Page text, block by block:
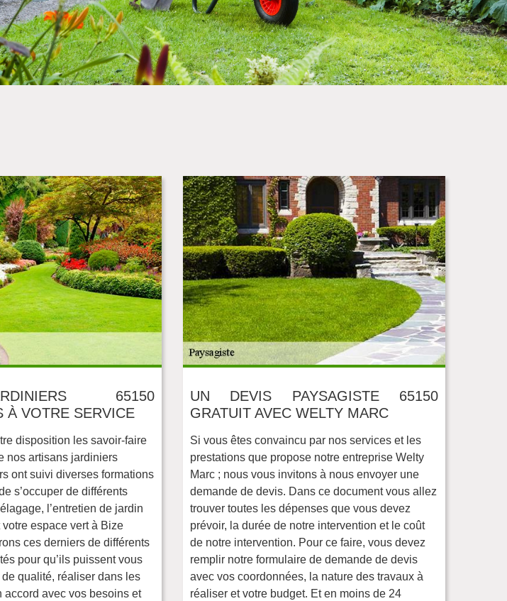
65150
À VOTRE SERVICE
disposition les savoir-faire
nos artisans jardiniers
ont suivi diverses formations
s’occuper de différents
l’entretien de jardin
votre espace vert à Bize
ces derniers de différents
pour qu’ils puissent vous
qualité, réaliser dans les
accord avec vos besoins et
UN DEVIS PAYSAGISTE 65150
GRATUIT AVEC WELTY MARC
Si vous êtes convaincu par nos services et les
prestations que propose notre entreprise Welty
Marc ; nous vous invitons à nous envoyer une
demande de devis. Dans ce document vous allez
trouver toutes les dépenses que vous devez
prévoir, la durée de notre intervention et le coût
de notre intervention. Pour ce faire, vous devez
remplir notre formulaire de demande de devis
avec vos coordonnées, la nature des travaux à
réaliser et votre budget. Et en moins de 24